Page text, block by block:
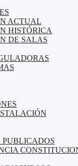
ACTUAL
HISTÓRICA
DE SALAS
PUBLICADOS